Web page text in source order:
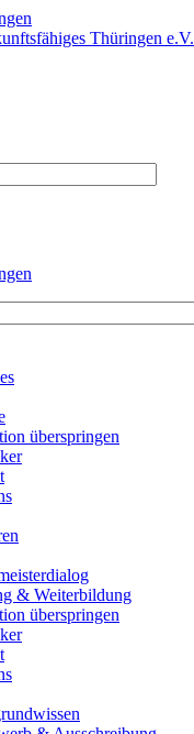
Thüringen e.V.
überspringen
& Weiterbildung
überspringen